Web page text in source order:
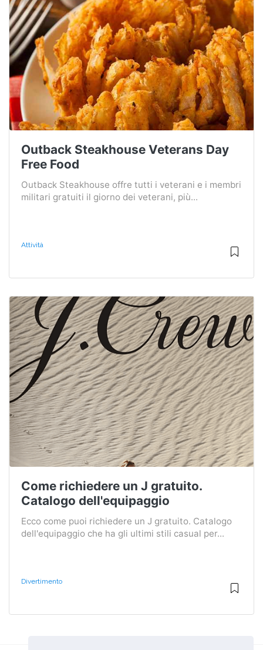
Outback Steakhouse Veterans Day
Free Food
Outback Steakhouse offre tutti i veterani e i membri
militari gratuiti il ​​giorno dei veterani, più...
Attività
Come richiedere un J gratuito.
Catalogo dell'equipaggio
Ecco come puoi richiedere un J gratuito. Catalogo
dell'equipaggio che ha gli ultimi stili casual per...
Divertimento